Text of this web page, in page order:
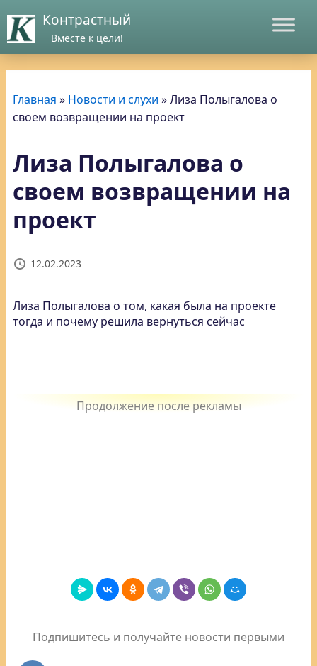
Контрастный
Вместе к цели!
Главная » Новости и слухи »Лиза Полыгалова о
своем возвращении на проект
Лиза Полыгалова о
своем возвращении на
проект
12.02.2023
Лиза Полыгалова о том, какая была на проекте
тогда и почему решила вернуться сейчас
Подпишитесь и получайте новости первыми